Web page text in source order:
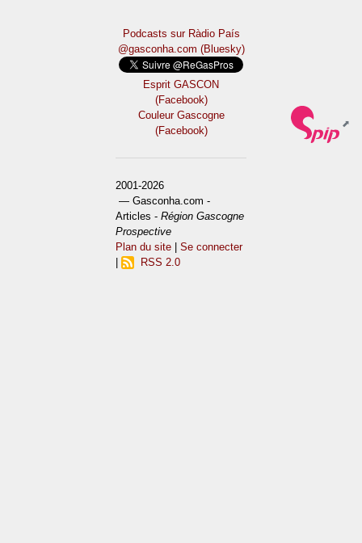
Podcasts sur Ràdio País
@gasconha.com (Bluesky)
Esprit GASCON
(Facebook)
Couleur Gascogne
(Facebook)
2001-2026
— Gasconha.com -
Articles -Région Gascogne
Prospective
Plan du site |Se connecter
RSS 2.0